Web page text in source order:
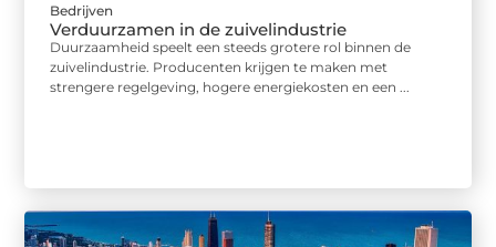
Bedrijven
Verduurzamen in de zuivelindustrie
Duurzaamheid speelt een steeds grotere rol binnen de
zuivelindustrie. Producenten krijgen te maken met
strengere regelgeving, hogere energiekosten en een ...